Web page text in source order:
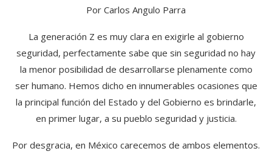
Por Carlos Angulo Parra
La generación Z es muy clara en exigirle al gobierno
seguridad, perfectamente sabe que sin seguridad no hay
la menor posibilidad de desarrollarse plenamente como
ser humano. Hemos dicho en innumerables ocasiones que
la principal función del Estado y del Gobierno es brindarle,
en primer lugar, a su pueblo seguridad y justicia.
Por desgracia, en México carecemos de ambos elementos.